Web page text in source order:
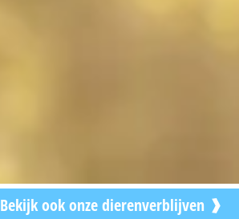
Bekijk ook onze dierenverblijven